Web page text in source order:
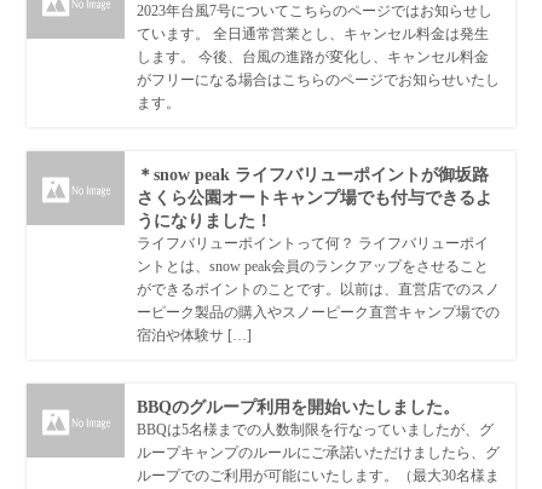
2023年台風7号についてこちらのページではお知らせし
ています。 全日通常営業とし、キャンセル料金は発生
します。 今後、台風の進路が変化し、キャンセル料金
がフリーになる場合はこちらのページでお知らせいたし
ます。
＊snow peak ライフバリューポイントが御坂路
さくら公園オートキャンプ場でも付与できるよ
うになりました！
ライフバリューポイントって何？ ライフバリューポイ
ントとは、snow peak会員のランクアップをさせること
ができるポイントのことです。以前は、直営店でのスノ
ーピーク製品の購入やスノーピーク直営キャンプ場での
宿泊や体験サ […]
BBQのグループ利用を開始いたしました。
BBQは5名様までの人数制限を行なっていましたが、グ
ループキャンプのルールにご承諾いただけましたら、グ
ループでのご利用が可能にいたします。（最大30名様ま